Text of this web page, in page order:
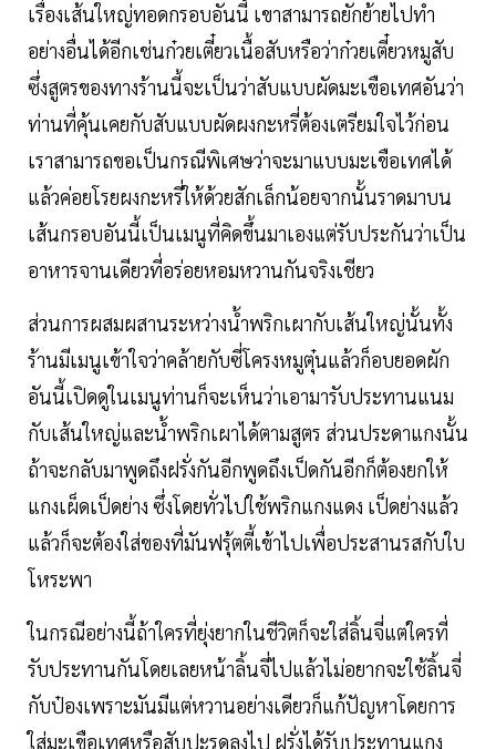
เรื่องเส้นใหญ่ทอดกรอบอันนี้ เขาสามารถยักย้ายไปทำ
อย่างอื่นได้อีกเช่นก๋วยเตี๋ยวเนื้อสับหรือว่าก๋วยเตี๋ยวหมูสับ
ซึ่งสูตรของทางร้านนี้จะเป็นว่าสับแบบผัดมะเขือเทศอันว่า
ท่านที่คุ้นเคยกับสับแบบผัดผงกะหรี่ต้องเตรียมใจไว้ก่อน
เราสามารถขอเป็นกรณีพิเศษว่าจะมาแบบมะเขือเทศได้
แล้วค่อยโรยผงกะหรี่ให้ด้วยสักเล็กน้อยจากนั้นราดมาบน
เส้นกรอบอันนี้เป็นเมนูที่คิดขึ้นมาเองแต่รับประกันว่าเป็น
อาหารจานเดียวที่อร่อยหอมหวานกันจริงเชียว
ส่วนการผสมผสานระหว่างน้ำพริกเผากับเส้นใหญ่นั้นทั้ง
ร้านมีเมนูเข้าใจว่าคล้ายกับซี่โครงหมูตุ๋นแล้วก็อบยอดผัก
อันนี้เปิดดูในเมนูท่านก็จะเห็นว่าเอามารับประทานแนม
กับเส้นใหญ่และน้ำพริกเผาได้ตามสูตร ส่วนประดาแกงนั้น
ถ้าจะกลับมาพูดถึงฝรั่งกันอีกพูดถึงเป็ดกันอีกก็ต้องยกให้
แกงเผ็ดเป็ดย่าง ซึ่งโดยทั่วไปใช้พริกแกงแดง เป็ดย่างแล้ว
แล้วก็จะต้องใส่ของที่มันฟรุ้ตตี้เข้าไปเพื่อประสานรสกับใบ
โหระพา
ในกรณีอย่างนี้ถ้าใครที่ยุ่งยากในชีวิตก็จะใส่ลิ้นจี่แต่ใครที่
รับประทานกันโดยเลยหน้าลิ้นจี่ไปแล้วไม่อยากจะใช้ลิ้นจี่
กับป๋องเพราะมันมีแต่หวานอย่างเดียวก็แก้ปัญหาโดยการ
ใส่มะเขือเทศหรือสับปะรดลงไป ฝรั่งได้รับประทานแกง